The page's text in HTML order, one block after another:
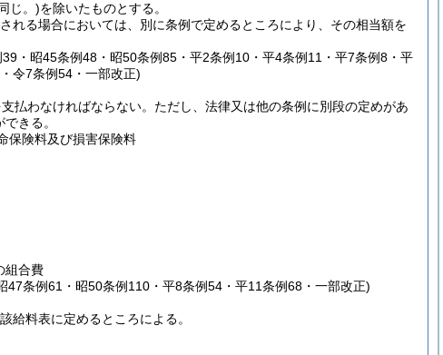
じ。)を除いたものとする。
れる場合においては、別に条例で定めるところにより、その相当額を
・昭45条例48・昭50条例85・平2条例10・平4条例11・平7条例8・平
令7条例54・一部改正)
払わなければならない。 ただし、法律又は他の条例に別段の定めがあ
きる。
保険料及び損害保険料
組合費
条例61・昭50条例110・平8条例54・平11条例68・一部改正)
給料表に定めるところによる。